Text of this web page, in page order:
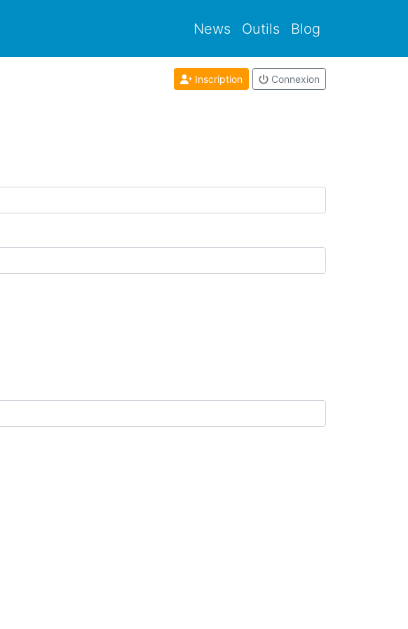
News Outils Blog
Inscription Connexion